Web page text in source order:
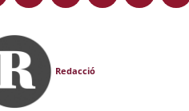
Redacció